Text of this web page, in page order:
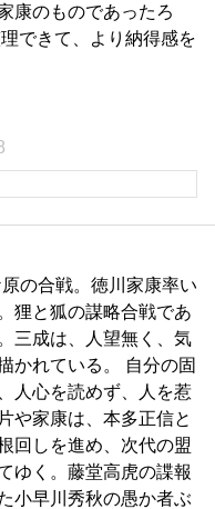
康のものであったろ
できて、より納得感を
の合戦。徳川家康率い
狸と狐の謀略合戦であ
三成は、人望無く、気
かれている。 自分の固
人心を読めず、人を惹
や家康は、本多正信と
回しを進め、次代の盟
ゆく。藤堂高虎の諜報
小早川秀秋の愚か者ぶ